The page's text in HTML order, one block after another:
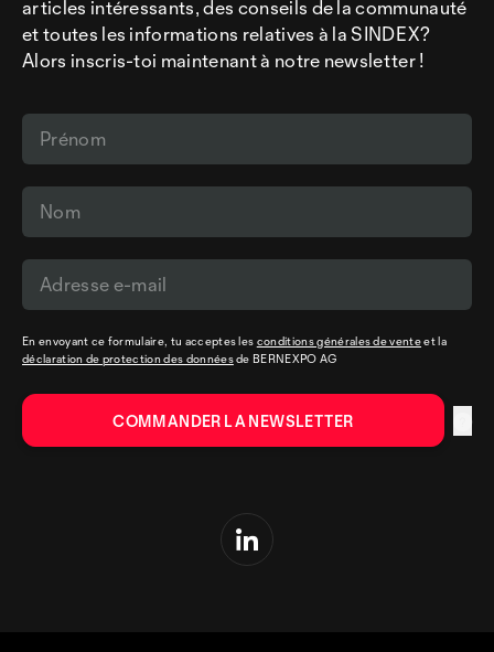
articles intéressants, des conseils de la communauté
et toutes les informations relatives à la SINDEX?
Alors inscris-toi maintenant à notre newsletter !
En envoyant ce formulaire, tu acceptes les conditions générales de venteet la
déclaration de protection des donnéesde BERNEXPO AG